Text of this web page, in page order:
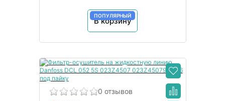
В корзину
ПОПУЛЯРНЫЙ
0 отзывов